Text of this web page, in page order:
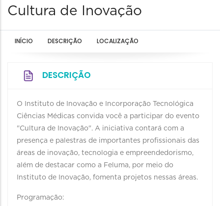
Cultura de Inovação
INÍCIO DESCRIÇÃO LOCALIZAÇÃO
DESCRIÇÃO
O Instituto de Inovação e Incorporação Tecnológica
Ciências Médicas convida você a participar do evento
"Cultura de Inovação". A iniciativa contará com a
presença e palestras de importantes profissionais das
áreas de inovação, tecnologia e empreendedorismo,
além de destacar como a Feluma, por meio do
Instituto de Inovação, fomenta projetos nessas áreas.
Programação: